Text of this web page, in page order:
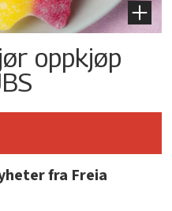
oppkjøp
fra Freia